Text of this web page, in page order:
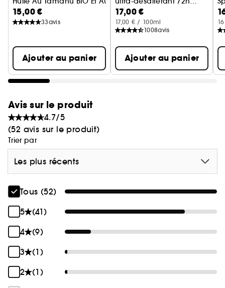
15,00 €
33avis
Ajouter au panier
Hydratation brillance
17,00 €
17,00 € / 100ml
1008avis
Ajouter au panier
Avis sur le produit
4.7/5
(52 avis sur le produit)
Trier par
Les plus récents
Tous (52)
5
(41)
4
(9)
3
(1)
2
(1)